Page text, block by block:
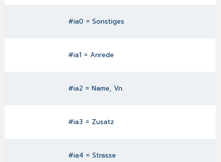
#ia0 = Sonstiges
#ia1 = Anrede
#ia2 = Name, Vn.
#ia3 = Zusatz
#ia4 = Strasse